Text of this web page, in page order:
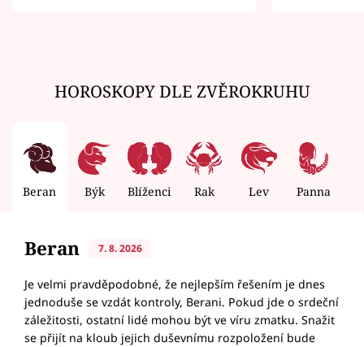
HOROSKOPY DLE ZVĚROKRUHU
Beran Býk Blíženci Rak Lev Panna
Beran 7. 8. 2026
Je velmi pravděpodobné, že nejlepším řešením je dnes
jednoduše se vzdát kontroly, Berani. Pokud jde o srdeční
záležitosti, ostatní lidé mohou být ve víru zmatku. Snažit
se přijít na kloub jejich duševnímu rozpoložení bude